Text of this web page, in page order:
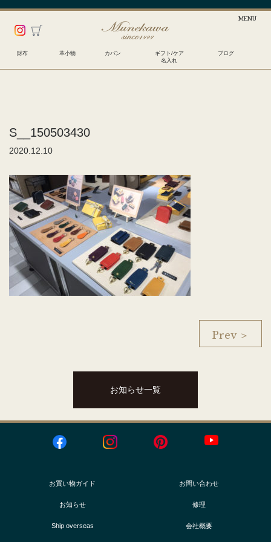
財布 革小物 カバン
ギフト/ケア
名入れ
ブログ
S__150503430
2020.12.10
Prev ＞
お知らせ一覧
お買い物ガイド お問い合わせ
お知らせ 修理
Ship overseas 会社概要